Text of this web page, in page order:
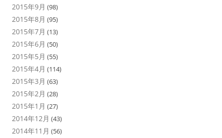
2015年9月 (98)
2015年8月 (95)
2015年7月 (13)
2015年6月 (50)
2015年5月 (55)
2015年4月 (114)
2015年3月 (63)
2015年2月 (28)
2015年1月 (27)
2014年12月 (43)
2014年11月 (56)